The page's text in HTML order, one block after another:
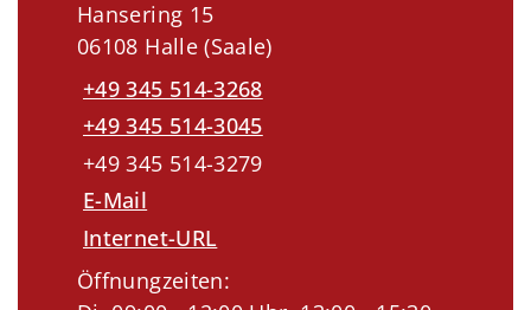
Hansering 15
06108 Halle (Saale)
+49 345 514-3268
+49 345 514-3045
+49 345 514-3279
E-Mail
Internet-URL
Öffnungzeiten: